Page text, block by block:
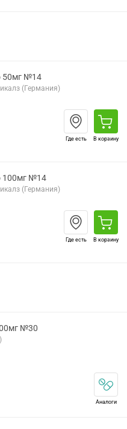
50мг №14
(Германия)
Где есть В корзину
100мг №14
(Германия)
Где есть В корзину
№30
Аналоги